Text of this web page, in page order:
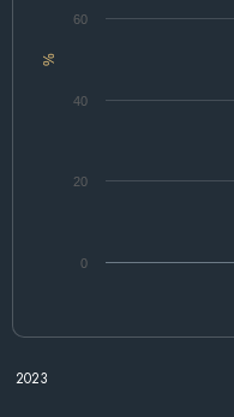
%
0
20
40
60
2023